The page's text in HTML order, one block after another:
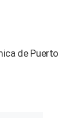
de Puerto